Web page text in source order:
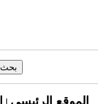
الموقع الرئيسي